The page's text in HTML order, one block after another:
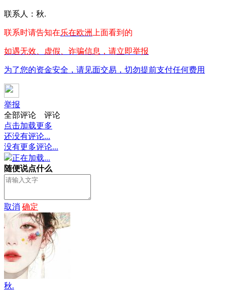
联系人：秋.
联系时请告知在乐在欧洲 上面看到的
如遇无效、虚假、诈骗信息，请立即举报
为了您的资金安全，请见面交易，切勿提前支付任何费用
举报
全部评论
评论
点击加载更多
还没有评论...
没有更多评论...
正在加载...
随便说点什么
取消 确定
秋.